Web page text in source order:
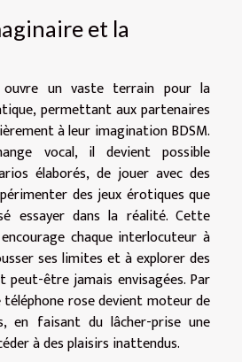
et la
un vaste terrain pour la
permettant aux partenaires
à leur imagination BDSM.
vocal, il devient possible
élaborés, de jouer avec des
des jeux érotiques que
essayer dans la réalité. Cette
chaque interlocuteur à
ses limites et à explorer des
peut-être jamais envisagées. Par
rose devient moteur de
en faisant du lâcher-prise une
à des plaisirs inattendus.